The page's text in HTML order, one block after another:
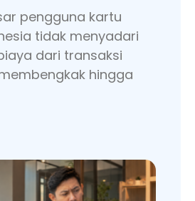
pengguna kartu
tidak menyadari
dari transaksi
hingga